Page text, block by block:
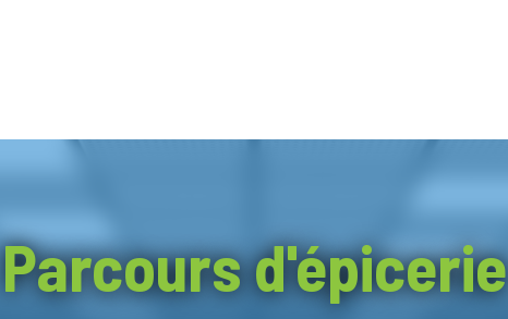
Parcours d'épicerie